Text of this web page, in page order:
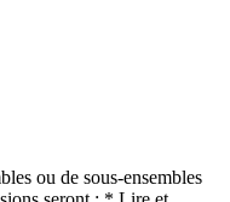
ou de sous-ensembles